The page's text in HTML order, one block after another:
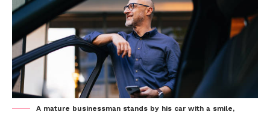
A mature businessman stands by his car with a smile,